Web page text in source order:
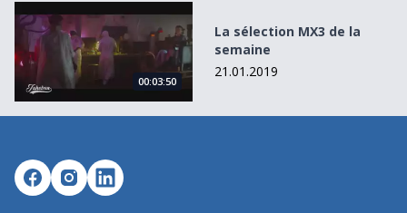
La sélection MX3 de la semaine
00:03:50
La sélection MX3 de la
semaine
21.01.2019